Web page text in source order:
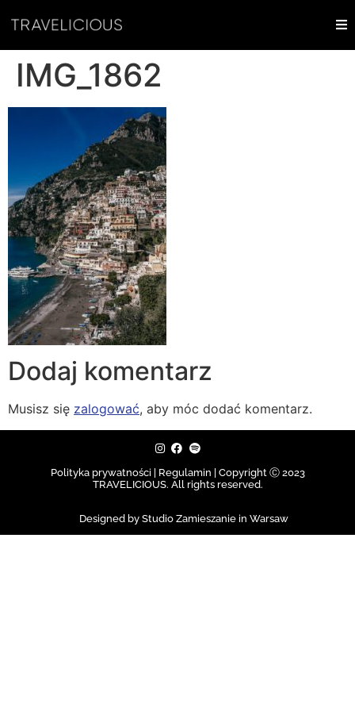
IMG_1862
Dodaj komentarz
Musisz się zalogować, aby móc dodać komentarz.
Polityka prywatności | Regulamin | Copyright Ⓒ 2023
TRAVELICIOUS. All rights reserved.
Designed by Studio Zamieszanie in Warsaw